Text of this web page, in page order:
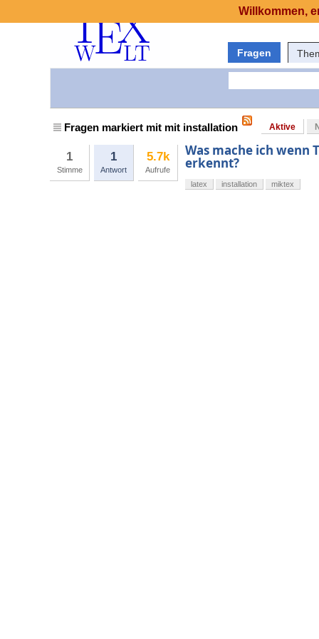
Fragen
Fragen markiert mit mit installation Aktive
1
Stimme
1
Antwort
5.7k
Aufrufe
Was mache ich wenn
erkennt?
latex installation miktex
Willkommen,